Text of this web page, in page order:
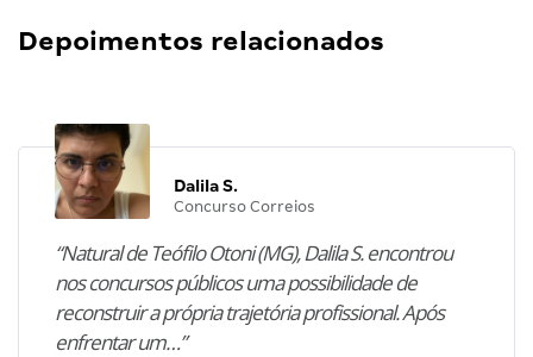
Depoimentos relacionados
Dalila S.
Concurso Correios
“Natural de Teófilo Otoni (MG), Dalila S. encontrou
nos concursos públicos uma possibilidade de
reconstruir a própria trajetória profissional. Após
enfrentar um…”